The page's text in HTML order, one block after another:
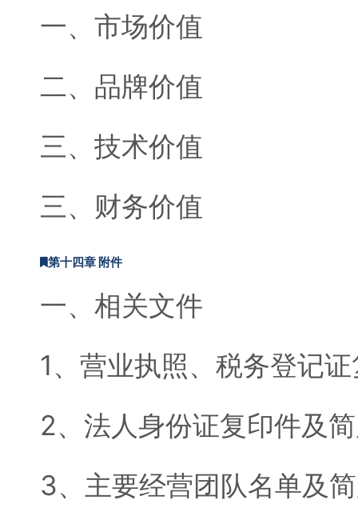
一、市场价值
二、品牌价值
三、技术价值
三、财务价值
第十四章 附件
一、相关文件
1、营业执照、税务登记
2、法人身份证复印件及
3、主要经营团队名单及